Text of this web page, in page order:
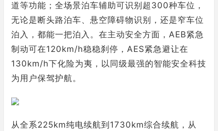
道等功能；全场景泊车辅助可识别超300种车位，
无论是断头路泊车、悬空障碍物识别，还是窄车位
泊入，都能一把泊入。在主动安全方面，AEB紧急
制动可在120km/h稳稳刹停，AES紧急避让在
130km/h下化险为夷，以同级最强的智能安全科技
为用户保驾护航。
从全系225km纯电续航到1730km综合续航，从